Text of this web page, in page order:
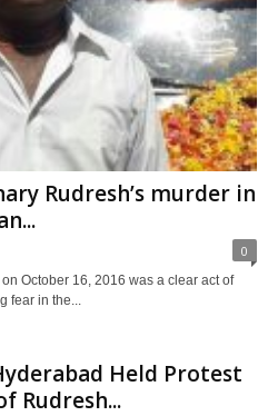
Rudresh’s murder in
0
October 16, 2016 was a clear act of
fear in the...
Held Protest
Rudresh...